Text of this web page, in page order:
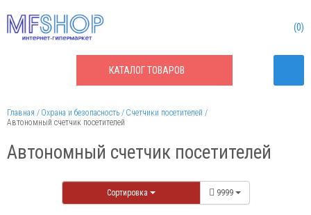
КАТАЛОГТОВАРОВ
0
Главная Охрана и безопасность
Счетчики посетителей
Автономный счетчик посетителей
Автономный счетчик посетителей
Сортировка 9999